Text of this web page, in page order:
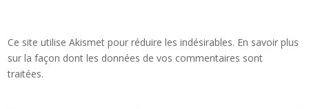
Ce site utilise Akismet pour réduire les indésirables. En savoir plus
sur la façon dont les données de vos commentaires sont
traitées.